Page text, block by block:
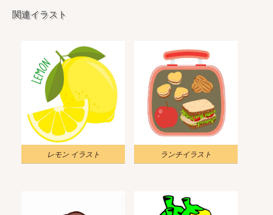
関連イラスト
レモン イラスト ランチイラスト